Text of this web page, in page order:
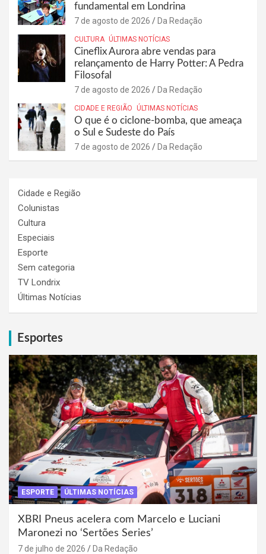
fundamental em Londrina
7 de agosto de 2026 Da Redação
CULTURA ÚLTIMAS NOTÍCIAS
Cineflix Aurora abre vendas para
relançamento de Harry Potter: A Pedra
Filosofal
7 de agosto de 2026 Da Redação
CIDADE E REGIÃO ÚLTIMAS NOTÍCIAS
O que é o ciclone-bomba, que ameaça
o Sul e Sudeste do País
7 de agosto de 2026 Da Redação
Cidade e Região
Colunistas
Cultura
Especiais
Esporte
Sem categoria
TV Londrix
Últimas Notícias
Esportes
ESPORTE ÚLTIMAS NOTÍCIAS
XBRI Pneus acelera com Marcelo e Luciani
Maronezi no ‘Sertões Series’
7 de julho de 2026 Da Redação